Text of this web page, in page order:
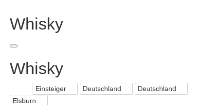
Whisky
Whisky
Einsteiger Deutschland
Deutschland
Elsburn